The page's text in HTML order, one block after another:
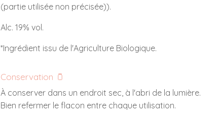
(partie utilisée non précisée)).
Alc. 19% vol.
*Ingrédient issu de l'Agriculture Biologique.
Conservation 🫙
À conserver dans un endroit sec, à l'abri de la lumière.
Bien refermer le flacon entre chaque utilisation.